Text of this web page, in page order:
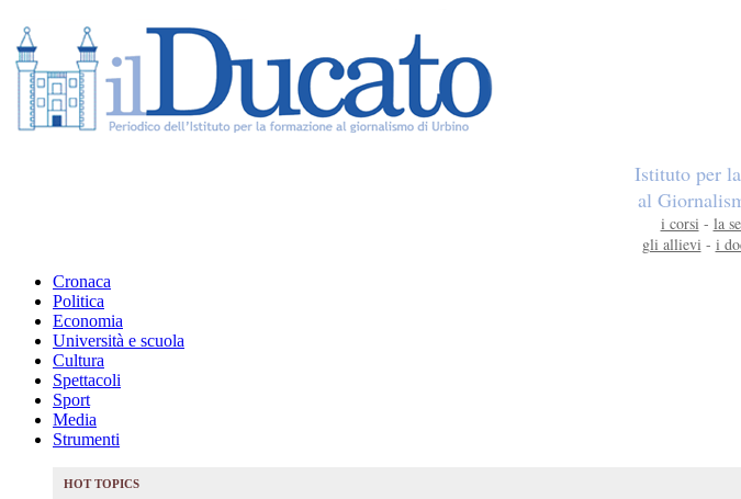
Istituto per
al
i corsi - la
gli allievi - i
Cronaca
Politica
Economia
Università e scuola
Cultura
Spettacoli
Sport
Media
Strumenti
HOT TOPICS